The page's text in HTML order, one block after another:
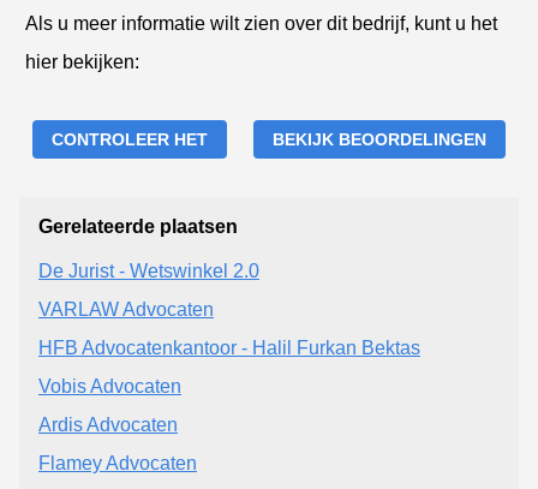
Als u meer informatie wilt zien over dit bedrijf, kunt u het
hier bekijken:
CONTROLEER HET BEKIJK BEOORDELINGEN
Gerelateerde plaatsen
De Jurist - Wetswinkel 2.0
VARLAW Advocaten
HFB Advocatenkantoor - Halil Furkan Bektas
Vobis Advocaten
Ardis Advocaten
Flamey Advocaten